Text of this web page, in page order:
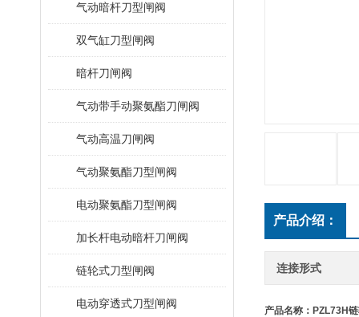
气动暗杆刀型闸阀
双气缸刀型闸阀
暗杆刀闸阀
气动带手动聚氨酯刀闸阀
气动高温刀闸阀
气动聚氨酯刀型闸阀
电动聚氨酯刀型闸阀
加长杆电动暗杆刀闸阀
链轮式刀型闸阀
电动穿透式刀型闸阀
产品介绍：
连接形式
产品名称： PZL73H